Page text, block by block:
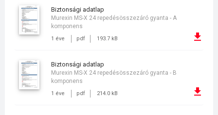
biztonsági adatlap
1 éve pdf 193.7 kB
Murexin MS-X 24 repedésösszezáró gyanta - A
komponens
biztonsági adatlap
1 éve pdf 214.0 kB
Murexin MS-X 24 repedésösszezáró gyanta - B
komponens